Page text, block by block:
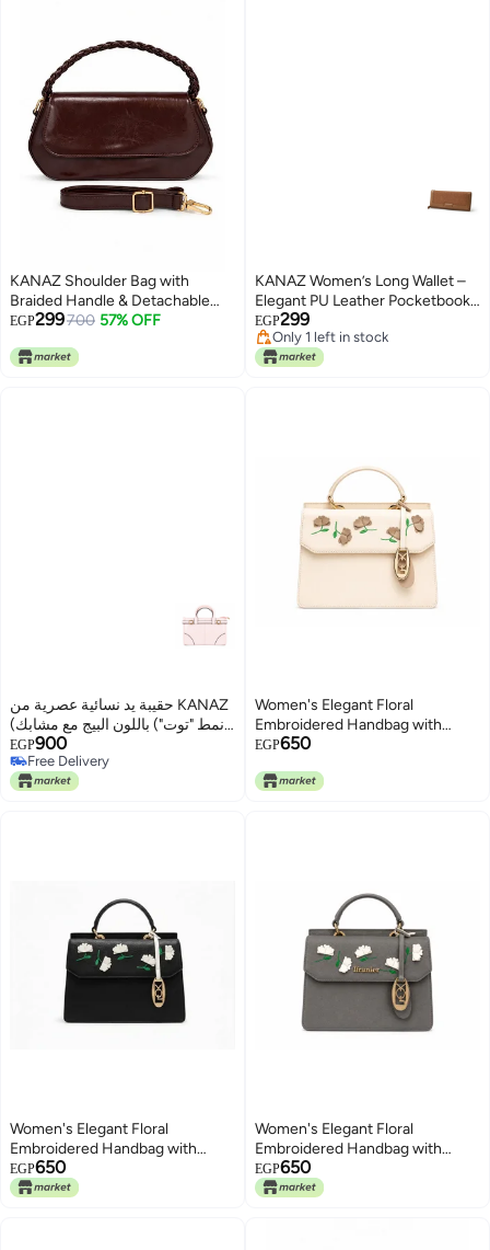
5
KANAZ Shoulder Bag with
Braided Handle & Detachable
Strap.
EGP299700 57% OFF
4
KANAZ Women’s Long Wallet –
Elegant PU Leather Pocketbook
with Zipper Coin Pocket, Multi
Card Holder Wallet for Women –
Stylish Slim Ladies Purse XW
EGP299
Only 1 left in stock
Only 1 left in stock
حقيبة يد نسائية عصرية من KANAZ
(نمط "توت") باللون البيج مع مشابك
ذهبية - BIG SHEIN EGP900
Free Delivery
Free Delivery
5
Women's Elegant Floral
Embroidered Handbag with
Adjustable Shoulder Strap
EGP650
5
Women's Elegant Floral
Embroidered Handbag with
Adjustable Shoulder Strap
EGP650
5
Women's Elegant Floral
Embroidered Handbag with
Adjustable Shoulder Strap
EGP650